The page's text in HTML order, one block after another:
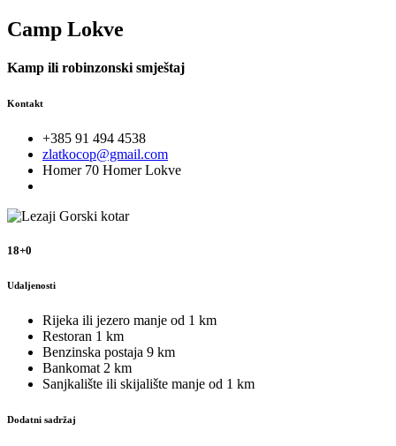
Camp Lokve
Kamp ili robinzonski smještaj
Kontakt
+385 91 494 4538
zlatkocop@gmail.com
Homer 70 Homer Lokve
18+0
Udaljenosti
Rijeka ili jezero manje od 1 km
Restoran 1 km
Benzinska postaja 9 km
Bankomat2 km
Sanjkalište ili skijalište manje od 1 km
Dodatni sadržaj